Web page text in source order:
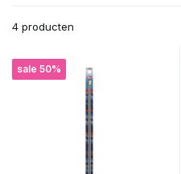
4 producten
sale 50%